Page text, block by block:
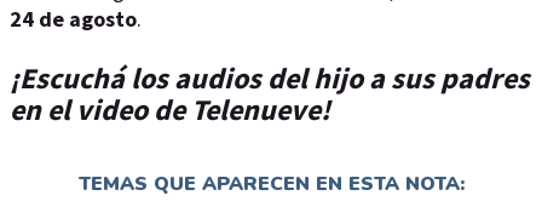
24 de agosto.
¡Escuchá los audios del hijo a sus padres
en el video de Telenueve!
TEMAS QUE APARECEN EN ESTA NOTA: